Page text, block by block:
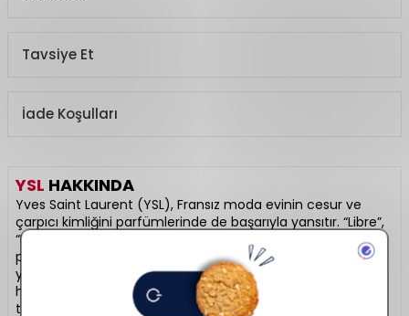
Tavsiye Et
İade Koşulları
YSL HAKKINDA
Yves Saint Laurent (YSL), Fransız moda evinin cesur ve
çarpıcı kimliğini parfümlerinde de başarıyla yansıtır. “Libre”,
“Black Opium” ve “La Nuit de L’Homme” gibi ikonik
parfümleri hem şişe tasarımı hem de koku piramidiyle fark
yaratır. Lüks, tutku ve yüksek moda anlayışını kokuda
hissedilir kılar. Modern ve stil sahibi kullanıcıların parfüm
tercihidir.